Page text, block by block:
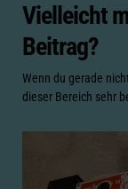
Vielleicht
Beitrag?
Wenn du gerade
dieser Bereich sehr